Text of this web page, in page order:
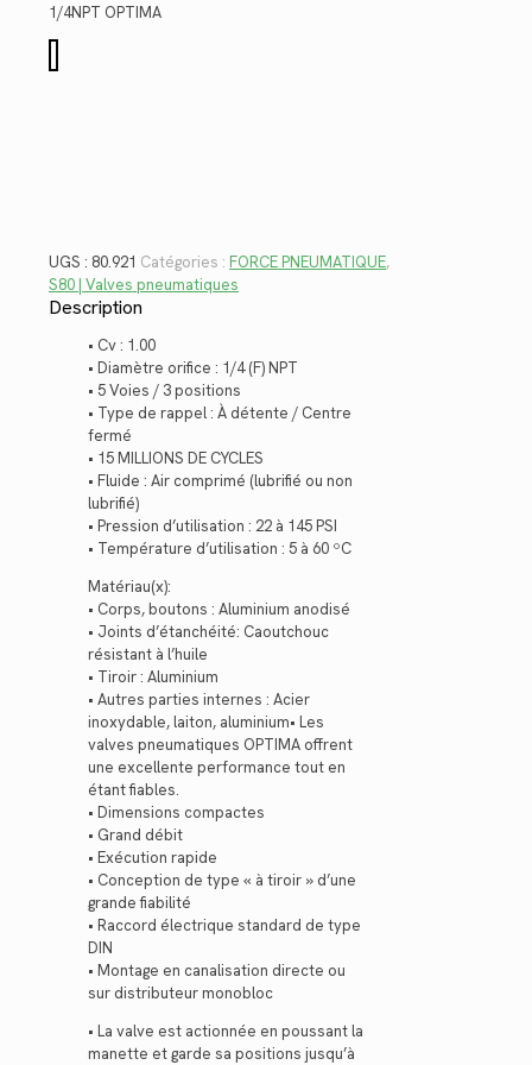
1/4NPT OPTIMA
de
UGS : 80.921 Catégories : FORCE PNEUMATIQUE,
S80 | Valves pneumatiques
Description
• Cv : 1.00
• Diamètre orifice : 1/4 (F) NPT
• 5 Voies / 3 positions
• Type de rappel : À détente / Centre
fermé
• 15 MILLIONS DE CYCLES
• Fluide : Air comprimé (lubrifié ou non
lubrifié)
• Pression d’utilisation : 22 à 145 PSI
• Température d’utilisation : 5 à 60 ºC
Matériau(x):
• Corps, boutons : Aluminium anodisé
• Joints d’étanchéité: Caoutchouc
résistant à l’huile
• Tiroir : Aluminium
• Autres parties internes : Acier
inoxydable, laiton, aluminium• Les
valves pneumatiques OPTIMA offrent
une excellente performance tout en
étant fiables.
• Dimensions compactes
• Grand débit
• Exécution rapide
• Conception de type « à tiroir » d’une
grande fiabilité
• Raccord électrique standard de type
DIN
• Montage en canalisation directe ou
sur distributeur monobloc
• La valve est actionnée en poussant la
manette et garde sa positions jusqu’à